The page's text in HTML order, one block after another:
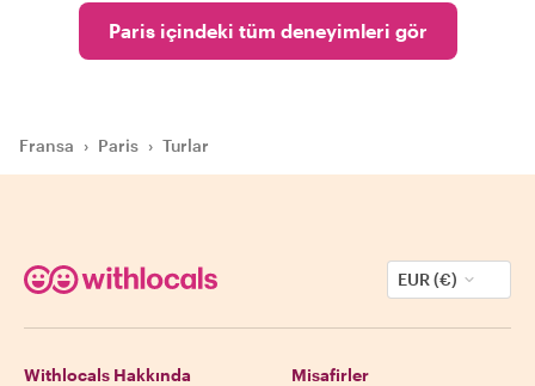
Paris içindeki tüm deneyimleri gör
Fransa › Paris › Turlar
EUR (€)
Withlocals Hakkında Misafirler